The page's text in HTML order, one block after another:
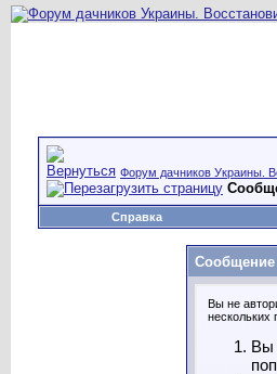
Форум дачников Украины.
Справка
Вы не
нескольких
Вы